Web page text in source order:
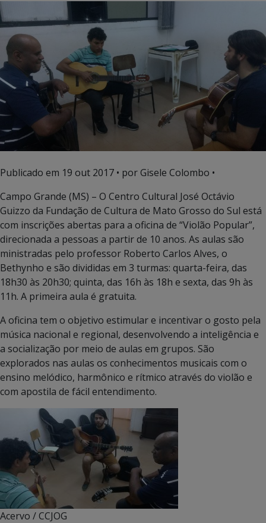
Publicado em 19 out 2017 • por Gisele Colombo •
Campo Grande (MS) – O Centro Cultural José Octávio
Guizzo da Fundação de Cultura de Mato Grosso do Sul está
com inscrições abertas para a oficina de “Violão Popular”,
direcionada a pessoas a partir de 10 anos. As aulas são
ministradas pelo professor Roberto Carlos Alves, o
Bethynho e são divididas em 3 turmas: quarta-feira, das
18h30 às 20h30; quinta, das 16h às 18h e sexta, das 9h às
11h. A primeira aula é gratuita.
A oficina tem o objetivo estimular e incentivar o gosto pela
música nacional e regional, desenvolvendo a inteligência e
a socialização por meio de aulas em grupos. São
explorados nas aulas os conhecimentos musicais com o
ensino melódico, harmônico e rítmico através do violão e
com apostila de fácil entendimento.
Acervo / CCJOG